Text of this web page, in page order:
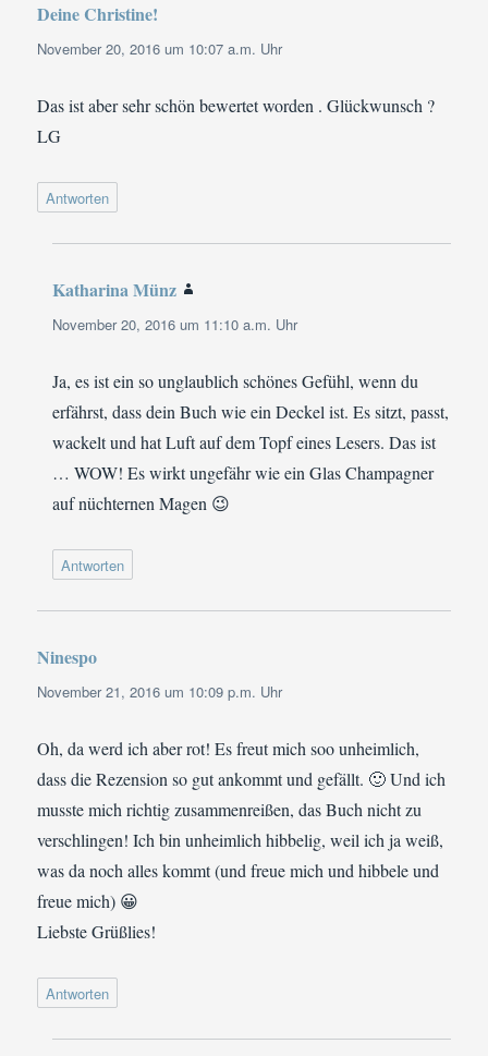
Deine Christine!
November 20, 2016 um 10:07 a.m. Uhr
Das ist aber sehr schön bewertet worden . Glückwunsch ?
LG
Antworten
Katharina Münz
November 20, 2016 um 11:10 a.m. Uhr
Ja, es ist ein so unglaublich schönes Gefühl, wenn du
erfährst, dass dein Buch wie ein Deckel ist. Es sitzt, passt,
wackelt und hat Luft auf dem Topf eines Lesers. Das ist
… WOW! Es wirkt ungefähr wie ein Glas Champagner
auf nüchternen Magen 😉
Antworten
Ninespo
November 21, 2016 um 10:09 p.m. Uhr
Oh, da werd ich aber rot! Es freut mich soo unheimlich,
dass die Rezension so gut ankommt und gefällt. 🙂 Und ich
musste mich richtig zusammenreißen, das Buch nicht zu
verschlingen! Ich bin unheimlich hibbelig, weil ich ja weiß,
was da noch alles kommt (und freue mich und hibbele und
freue mich) 😀
Liebste Grüßlies!
Antworten